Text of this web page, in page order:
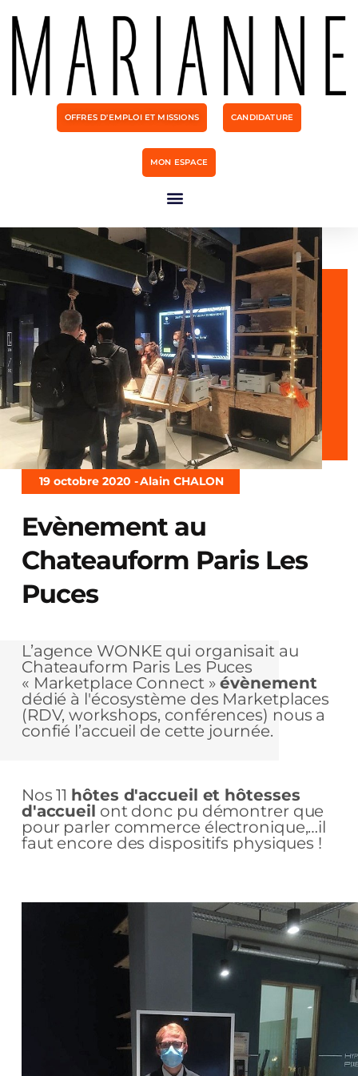
OFFRES D'EMPLOI ET MISSIONS CANDIDATURE
MON ESPACE
19 octobre 2020 -Alain CHALON
Evènement au
Chateauform Paris Les
Puces
L’agence WONKE qui organisait au
Chateauform Paris Les Puces
« Marketplace Connect »évènement
dédié à l'écosystème des Marketplaces
(RDV, workshops, conférences) nous a
confié l’accueil de cette journée.
Nos 11 hôtes d'accueil et hôtesses
d'accueil ont donc pu démontrer que
pour parler commerce électronique,…il
faut encore des dispositifs physiques !